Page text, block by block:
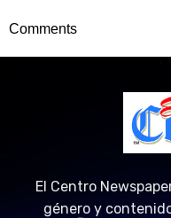
Comments
El Centro
género y